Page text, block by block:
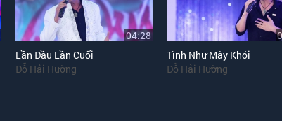
04:28
Lần Đầu Lần Cuối
Đỗ Hải Hường
Tình Như Mây Khói
Đỗ Hải Hường